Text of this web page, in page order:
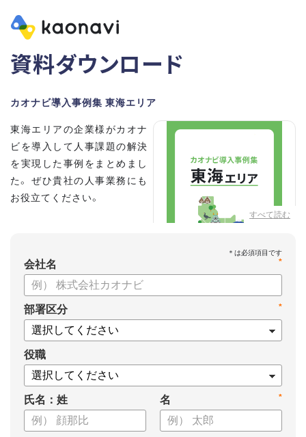
資料ダウンロード
カオナビ導入事例集 東海エリア
すべて読む
東海エリアの企業様がカオナ
ビを導入して人事課題の解決
を実現した事例をまとめまし
た。 ぜひ貴社の人事業務にも
お役立てください。
*
会社名
*
部署区分
役職
氏名：姓 *
名